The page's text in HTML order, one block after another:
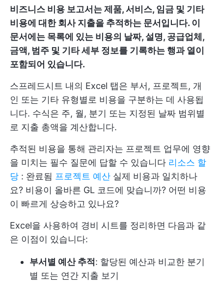
비즈니스 비용 보고서는 제품, 서비스, 임금 및 기타
비용에 대한 회사 지출을 추적하는 문서입니다. 이
문서에는 목록에 있는 비용의 날짜, 설명, 공급업체,
금액, 범주 및 기타 세부 정보를 기록하는 행과 열이
포함되어 있습니다.
스프레드시트 내의 Excel 탭은 부서, 프로젝트, 개
인 또는 기타 유형별로 비용을 구분하는 데 사용됩
니다. 수식은 주, 월, 분기 또는 지정된 날짜 범위별
로 지출 총액을 계산합니다.
추적된 비용을 통해 관리자는 프로젝트 업무에 영향
을 미치는 필수 질문에 답할 수 있습니다 리소스 할
당 : 완료됨 프로젝트 예산 실제 비용과 일치하나
요? 비용이 올바른 GL 코드에 맞습니까? 어떤 비용
이 빠르게 상승하고 있나요?
Excel을 사용하여 경비 시트를 정리하면 다음과 같
은 이점이 있습니다:
부서별 예산 추적 : 할당된 예산과 비교한 분기
별 또는 연간 지출 보기